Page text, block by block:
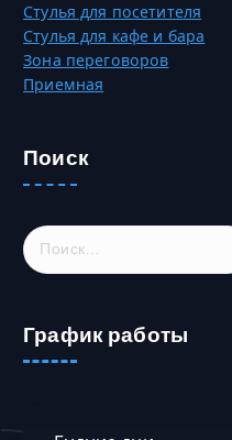
Стулья для посетителя
Стулья для кафе и бара
Зона переговоров
Приемная
Поиск
Н
а
и
:
График работы